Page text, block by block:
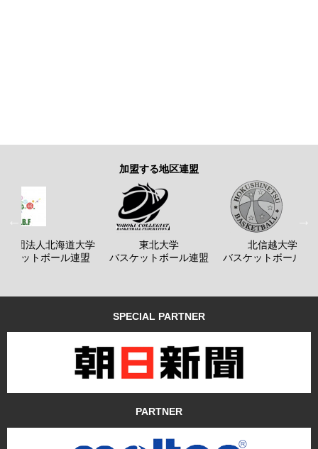
加盟する地区連盟
社団法人北海道大学
ケットボール連盟
東北大学
バスケットボール連盟
北信越大学
バスケットボール連
SPECIAL PARTNER
PARTNER